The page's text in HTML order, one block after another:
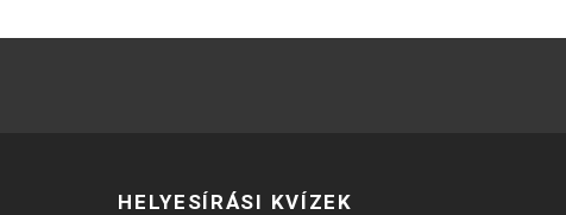
HELYESÍRÁSI KVÍZEK